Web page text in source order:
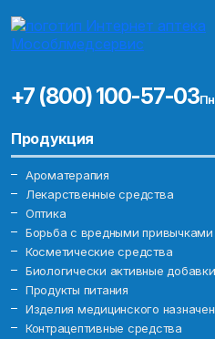
+7 (800) 100-57-03
Продукция
Ароматерапия
Лекарственные средства
Оптика
Борьба с вредными привычками
Косметические средства
Биологически активные добавки
Продукты питания
Изделия медицинского
Контрацептивные средства